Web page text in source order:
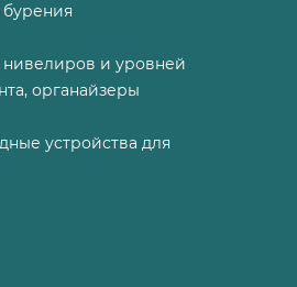
бурения
и уровней
органайзеры
устройства для